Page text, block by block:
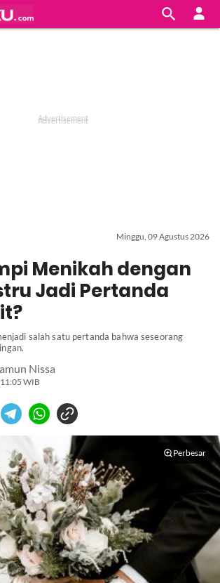

Minggu, 09 Agustus 2026
Menikah dengan
Jadi Pertanda
salah satu pertanda bahwa seseorang
Nissa
WIB
Perbesar